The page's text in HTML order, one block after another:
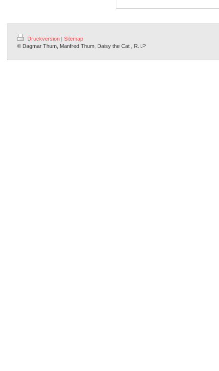
Druckversion | Sitemap
© Dagmar Thum, Manfred Thum, Daisy the Cat , R.I.P